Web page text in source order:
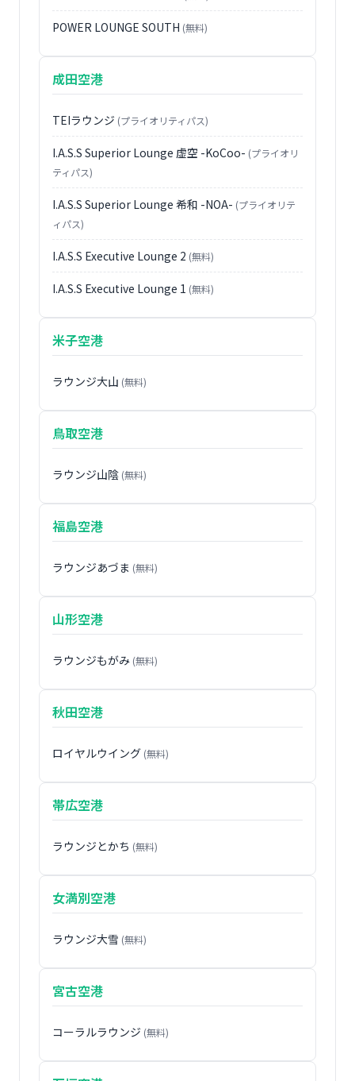
POWER LOUNGE SOUTH (無料)
成田空港
TEIラウンジ (プライオリティパス)
I.A.S.S Superior Lounge 虚空 -KoCoo- (プライオリ
ティパス)
I.A.S.S Superior Lounge 希和 -NOA- (プライオリテ
ィパス)
I.A.S.S Executive Lounge 2 (無料)
I.A.S.S Executive Lounge 1 (無料)
米子空港
ラウンジ大山 (無料)
鳥取空港
ラウンジ山陰 (無料)
福島空港
ラウンジあづま (無料)
山形空港
ラウンジもがみ (無料)
秋田空港
ロイヤルウイング (無料)
帯広空港
ラウンジとかち (無料)
女満別空港
ラウンジ大雪 (無料)
宮古空港
コーラルラウンジ (無料)